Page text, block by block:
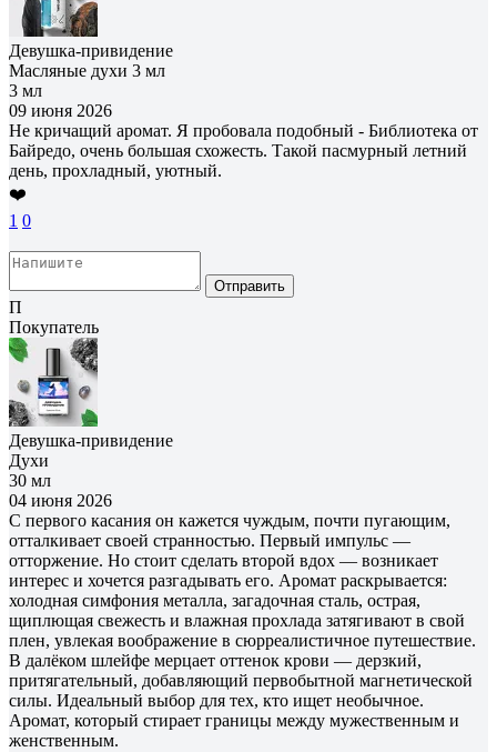
Девушка-привидение
Масляные духи 3 мл
3 мл
09 июня 2026
Не кричащий аромат. Я пробовала подобный - Библиотека от
Байредо, очень большая схожесть. Такой пасмурный летний
день, прохладный, уютный.
❤️
1 0
Отправить
П
Покупатель
Девушка-привидение
Духи
30 мл
04 июня 2026
С первого касания он кажется чуждым, почти пугающим,
отталкивает своей странностью. Первый импульс —
отторжение. Но стоит сделать второй вдох — возникает
интерес и хочется разгадывать его. Аромат раскрывается:
холодная симфония металла, загадочная сталь, острая,
щиплющая свежесть и влажная прохлада затягивают в свой
плен, увлекая воображение в сюрреалистичное путешествие.
В далёком шлейфе мерцает оттенок крови — дерзкий,
притягательный, добавляющий первобытной магнетической
силы. Идеальный выбор для тех, кто ищет необычное.
Аромат, который стирает границы между мужественным и
женственным.